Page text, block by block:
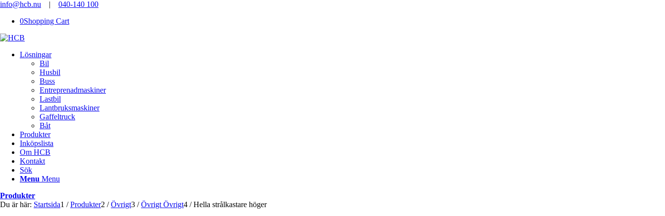
info@hcb.nu | 040-140 100
0Shopping Cart
Lösningar
Bil
Husbil
Buss
Entreprenadmaskiner
Lastbil
Lantbruksmaskiner
Gaffeltruck
Båt
Produkter
Inköpslista
Om HCB
Kontakt
Sök
Menu Menu
Produkter
Du är här: Startsida1 / Produkter2 / Övrigt3 / Övrigt Övrigt4 / Hella strålkastare höger